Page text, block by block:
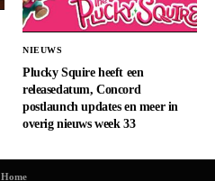
NIEUWS
Plucky Squire heeft een
releasedatum, Concord
postlaunch updates en meer in
overig nieuws week 33
Home